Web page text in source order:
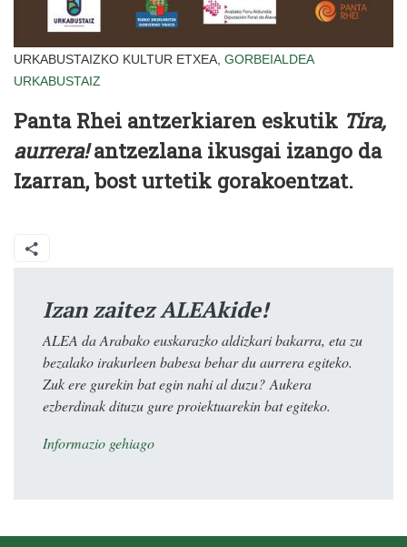
URKABUSTAIZKO KULTUR ETXEA, GORBEIALDEA
URKABUSTAIZ
Panta Rhei antzerkiaren eskutik Tira,
aurrera!antzezlana ikusgai izango da
Izarran, bost urtetik gorakoentzat.
Izan zaitez ALEAkide!
ALEA da Arabako euskarazko aldizkari bakarra, eta zu
bezalako irakurleen babesa behar du aurrera egiteko.
Zuk ere gurekin bat egin nahi al duzu? Aukera
ezberdinak dituzu gure proiektuarekin bat egiteko.
Informazio gehiago